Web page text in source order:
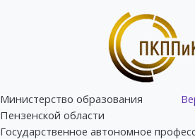
Министерство образования
Пензенской области
Государственное автономное